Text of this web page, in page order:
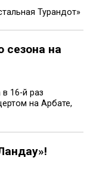
Турандот»
сезона на
16-й раз
на Арбате,